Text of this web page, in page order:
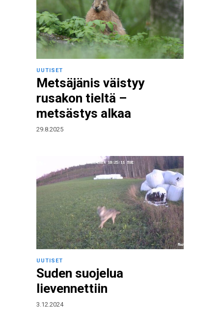
UUTISET
Metsäjänis väistyy
rusakon tieltä –
metsästys alkaa
29.8.2025
UUTISET
Suden suojelua
lievennettiin
3.12.2024